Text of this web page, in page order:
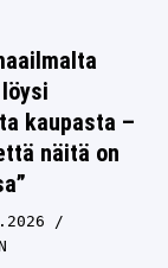
kaupasta –
näitä on